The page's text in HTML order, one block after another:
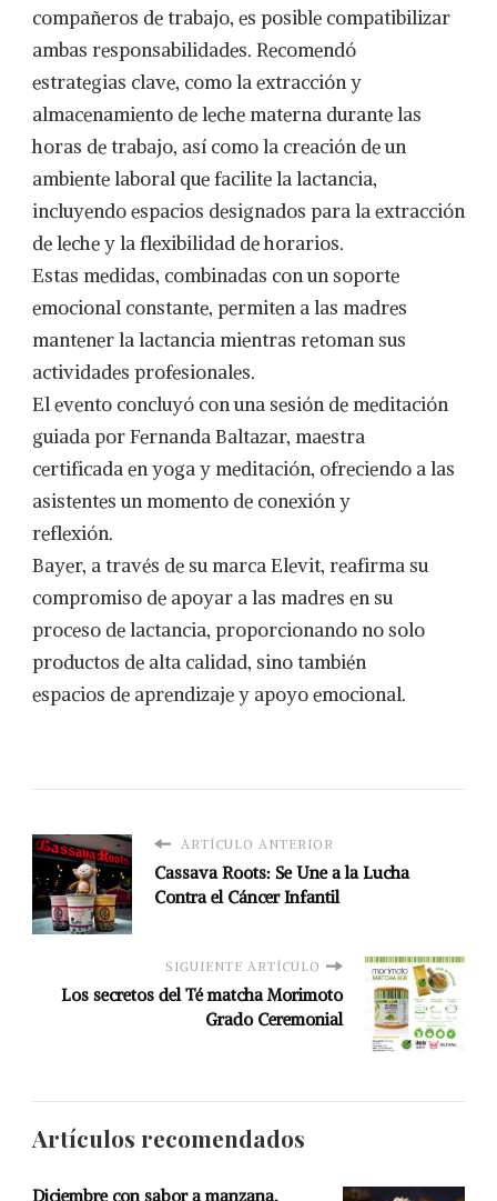
compañeros de trabajo, es posible compatibilizar
ambas responsabilidades. Recomendó
estrategias clave, como la extracción y
almacenamiento de leche materna durante las
horas de trabajo, así como la creación de un
ambiente laboral que facilite la lactancia,
incluyendo espacios designados para la extracción
de leche y la flexibilidad de horarios.
Estas medidas, combinadas con un soporte
emocional constante, permiten a las madres
mantener la lactancia mientras retoman sus
actividades profesionales.
El evento concluyó con una sesión de meditación
guiada por Fernanda Baltazar, maestra
certificada en yoga y meditación, ofreciendo a las
asistentes un momento de conexión y
reflexión.
Bayer, a través de su marca Elevit, reafirma su
compromiso de apoyar a las madres en su
proceso de lactancia, proporcionando no solo
productos de alta calidad, sino también
espacios de aprendizaje y apoyo emocional.
ARTÍCULO ANTERIOR
Cassava Roots: Se Une a la Lucha
Contra el Cáncer Infantil
SIGUIENTE ARTÍCULO
Los secretos del Té matcha Morimoto
Grado Ceremonial
Artículos recomendados
Diciembre con sabor a manzana,